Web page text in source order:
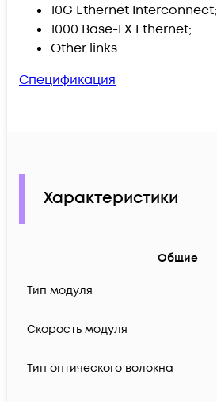
10G Ethernet Interconnect;
1000 Base-LX Ethernet;
Other links.
Спецификация
Характеристики
Общие
Тип модуля
Скорость модуля
Тип оптического волокна